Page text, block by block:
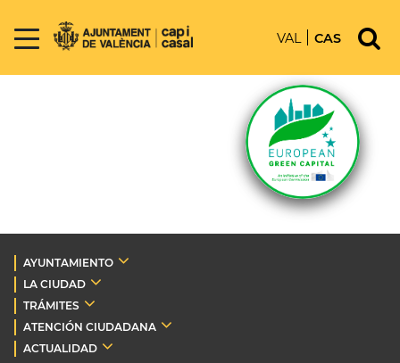
VAL CAS
AYUNTAMIENTO
LA CIUDAD
TRÁMITES
ATENCIÓN CIUDADANA
ACTUALIDAD